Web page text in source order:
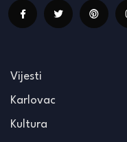
Vijesti
Karlovac
Kultura